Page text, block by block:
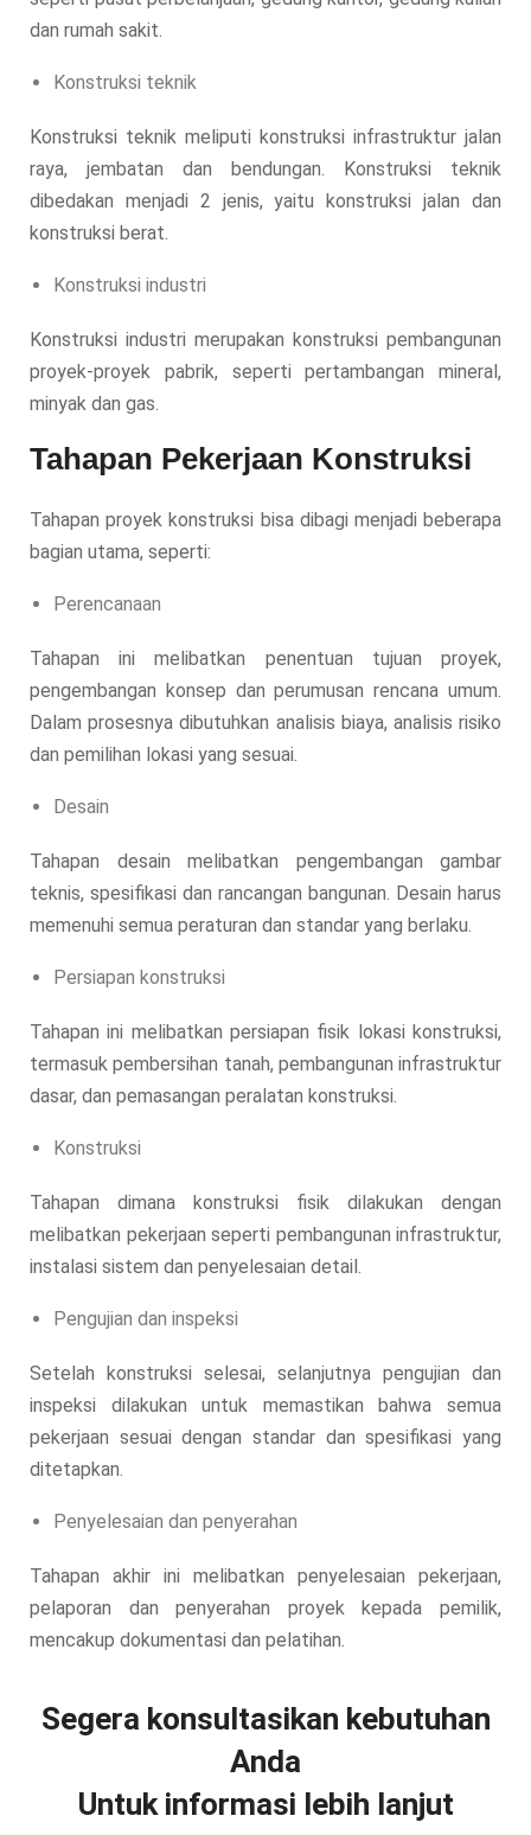
dan rumah sakit.
Konstruksi teknik
Konstruksi teknik meliputi konstruksi infrastruktur jalan
raya, jembatan dan bendungan. Konstruksi teknik
dibedakan menjadi 2 jenis, yaitu konstruksi jalan dan
konstruksi berat.
Konstruksi industri
Konstruksi industri merupakan konstruksi pembangunan
proyek-proyek pabrik, seperti pertambangan mineral,
minyak dan gas.
Tahapan Pekerjaan Konstruksi
Tahapan proyek konstruksi bisa dibagi menjadi beberapa
bagian utama, seperti:
Perencanaan
Tahapan ini melibatkan penentuan tujuan proyek,
pengembangan konsep dan perumusan rencana umum.
Dalam prosesnya dibutuhkan analisis biaya, analisis risiko
dan pemilihan lokasi yang sesuai.
Desain
Tahapan desain melibatkan pengembangan gambar
teknis, spesifikasi dan rancangan bangunan. Desain harus
memenuhi semua peraturan dan standar yang berlaku.
Persiapan konstruksi
Tahapan ini melibatkan persiapan fisik lokasi konstruksi,
termasuk pembersihan tanah, pembangunan infrastruktur
dasar, dan pemasangan peralatan konstruksi.
Konstruksi
Tahapan dimana konstruksi fisik dilakukan dengan
melibatkan pekerjaan seperti pembangunan infrastruktur,
instalasi sistem dan penyelesaian detail.
Pengujian dan inspeksi
Setelah konstruksi selesai, selanjutnya pengujian dan
inspeksi dilakukan untuk memastikan bahwa semua
pekerjaan sesuai dengan standar dan spesifikasi yang
ditetapkan.
Penyelesaian dan penyerahan
Tahapan akhir ini melibatkan penyelesaian pekerjaan,
pelaporan dan penyerahan proyek kepada pemilik,
mencakup dokumentasi dan pelatihan.
Segera konsultasikan kebutuhan
Anda
Untuk informasi lebih lanjut